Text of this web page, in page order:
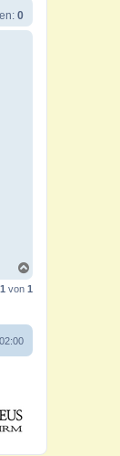
0
c
b
n
1 von 1